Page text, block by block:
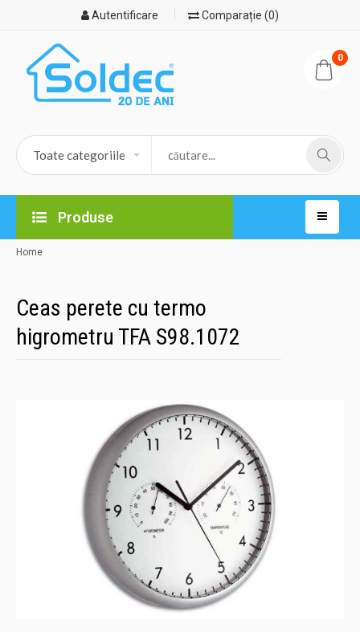
Autentificare Comparație (0)
0
Produse
Home
Ceas perete cu termo
higrometru TFA S98.1072